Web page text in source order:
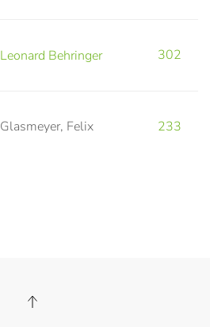
Leonard Behringer 302
Glasmeyer, Felix 233